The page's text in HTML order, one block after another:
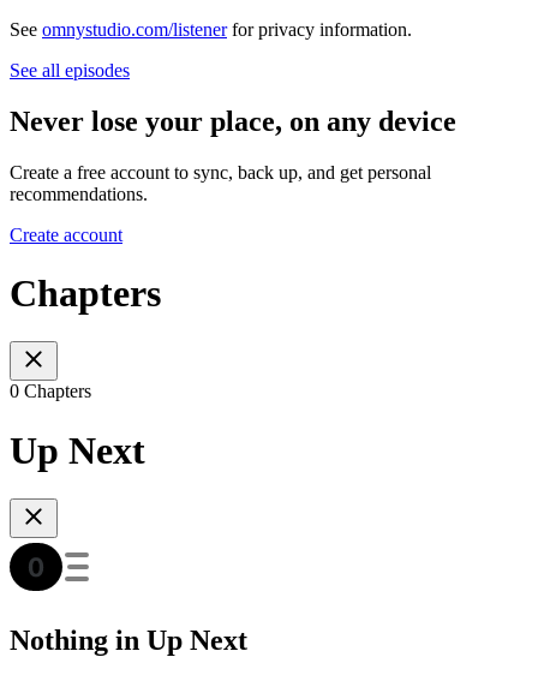
See omnystudio.com/listenerfor privacy information.
See all episodes
Never lose your place, on any device
Create a free account to sync, back up, and get personal
recommendations.
Create account
Chapters
0 Chapters
Up Next
Nothing in Up Next